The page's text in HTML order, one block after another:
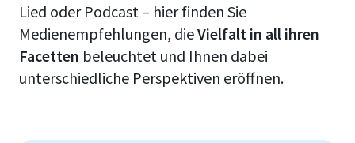
Lied oder Podcast – hier finden Sie
Medienempfehlungen, dieVielfalt in all ihren
Facetten beleuchtet und Ihnen dabei
unterschiedliche Perspektiven eröffnen.